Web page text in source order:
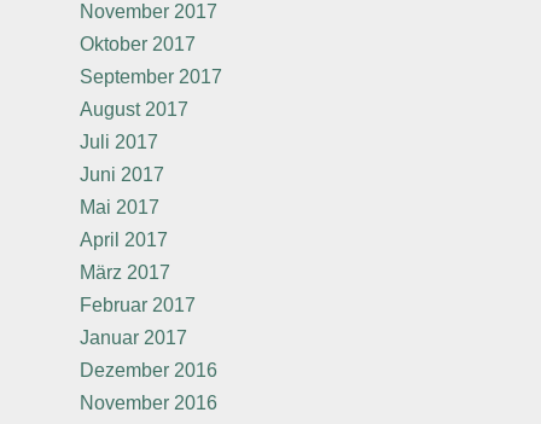
November 2017
Oktober 2017
September 2017
August 2017
Juli 2017
Juni 2017
Mai 2017
April 2017
März 2017
Februar 2017
Januar 2017
Dezember 2016
November 2016